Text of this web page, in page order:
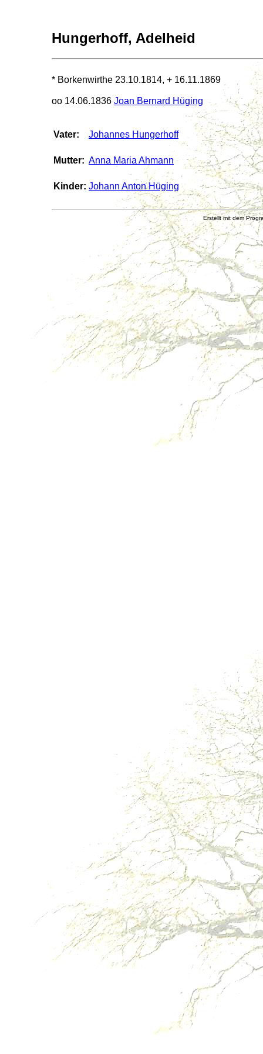
Hungerhoff, Adelheid
* Borkenwirthe 23.10.1814, + 16.11.1869
oo 14.06.1836 Joan Bernard Hüging
Vater: Johannes Hungerhoff
Mutter: Anna Maria Ahmann
Kinder: Johann Anton Hüging
Erstellt mit dem